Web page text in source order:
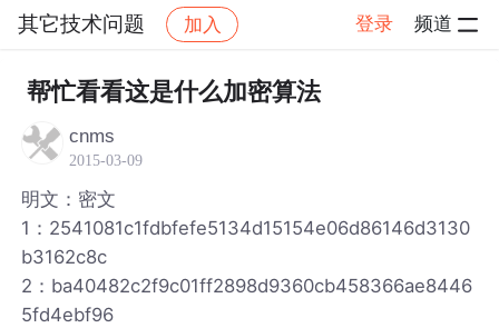
其它技术问题 加入 登录 频道
社区 其它技术问题 帖子详情
帮忙看看这是什么加密算法
cnms
2015-03-09
明文：密文
1：2541081c1fdbfefe5134d15154e06d86146d3130
b3162c8c
2：ba40482c2f9c01ff2898d9360cb458366ae8446
5fd4ebf96